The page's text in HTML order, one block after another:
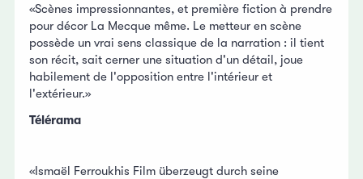
«Scènes impressionnantes, et première fiction à prendre
pour décor La Mecque même. Le metteur en scène
possède un vrai sens classique de la narration : il tient
son récit, sait cerner une situation d'un détail, joue
habilement de l'opposition entre l'intérieur et
l'extérieur.»
Télérama
«Ismaël Ferroukhis Film überzeugt durch seine